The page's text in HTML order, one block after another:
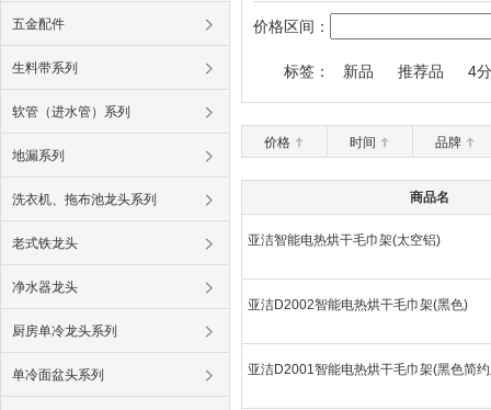
五金配件
生料带系列
软管（进水管）系列
地漏系列
洗衣机、拖布池龙头系列
老式铁龙头
净水器龙头
厨房单冷龙头系列
单冷面盆头系列
价格区间：
标签： 新品 推荐品
4
九牧王6004马桶
价格 时间 品牌
商品名
亚洁智能电热烘干毛巾架(太空铝)
亚洁D2002智能电热烘干毛巾架(黑色)
亚洁D2001智能电热烘干毛巾架(黑色简